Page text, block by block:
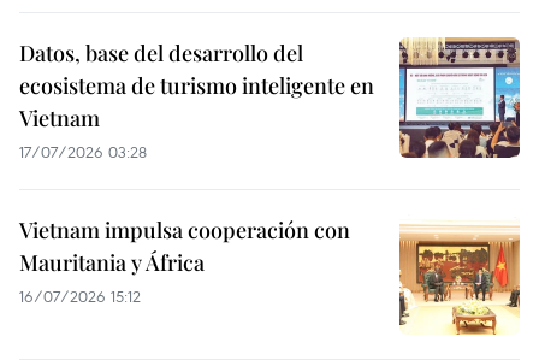
Datos, base del desarrollo del
ecosistema de turismo inteligente en
Vietnam
17/07/2026 03:28
Vietnam impulsa cooperación con
Mauritania y África
16/07/2026 15:12